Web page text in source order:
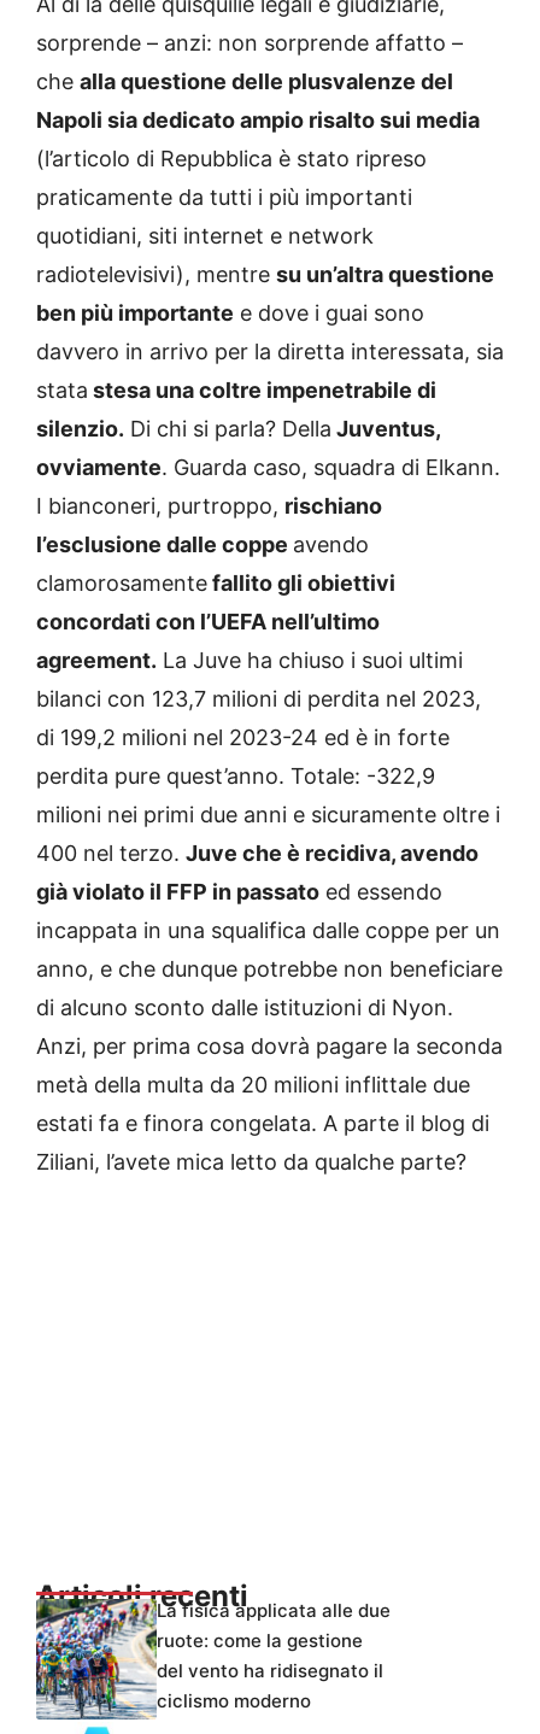
sorprende – anzi: non sorprende affatto –
che alla questione delle plusvalenze del
Napoli sia dedicato ampio risalto sui media
(l’articolo di Repubblica è stato ripreso
praticamente da tutti i più importanti
quotidiani, siti internet e network
radiotelevisivi), mentre su un’altra questione
ben più importante e dove i guai sono
davvero in arrivo per la diretta interessata, sia
stata stesa una coltre impenetrabile di
silenzio. Di chi si parla? Della Juventus,
ovviamente. Guarda caso, squadra di Elkann.
I bianconeri, purtroppo, rischiano
l’esclusione dalle coppe avendo
clamorosamentefallito gli obiettivi
concordati con l’UEFA nell’ultimo
agreement. La Juve ha chiuso i suoi ultimi
bilanci con 123,7 milioni di perdita nel 2023,
di 199,2 milioni nel 2023-24 ed è in forte
perdita pure quest’anno. Totale: -322,9
milioni nei primi due anni e sicuramente oltre i
400 nel terzo. Juve che è recidiva, avendo
già violato il FFP in passato ed essendo
incappata in una squalifica dalle coppe per un
anno, e che dunque potrebbe non beneficiare
di alcuno sconto dalle istituzioni di Nyon.
Anzi, per prima cosa dovrà pagare la seconda
metà della multa da 20 milioni inflittale due
estati fa e finora congelata. A parte il blog di
Ziliani, l’avete mica letto da qualche parte?
Articoli recentiLa fisica applicata alle due
ruote: come la gestione
del vento ha ridisegnato il
ciclismo moderno